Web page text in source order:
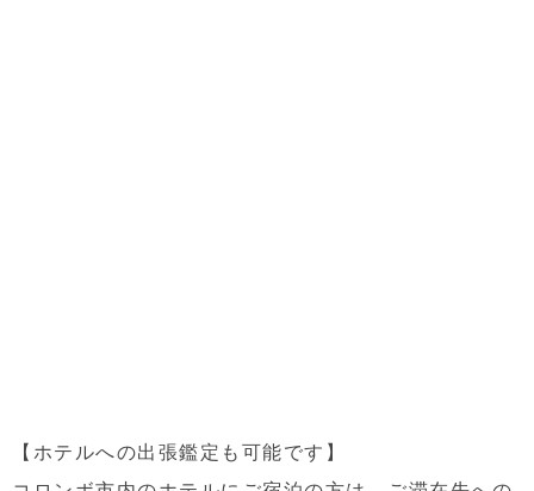
【ホテルへの出張鑑定も可能です】